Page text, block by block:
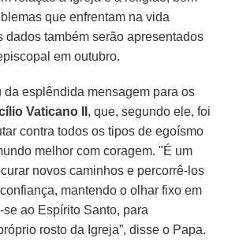
que enfrentam na vida
dados também serão apresentados
em outubro.
da esplêndida mensagem para os
Vaticano II , que, segundo ele, foi
contra todos os tipos de egoísmo
melhor com coragem. "É um
novos caminhos e percorrê-los
mantendo o olhar fixo em
ao Espírito Santo, para
rosto da Igreja”, disse o Papa.